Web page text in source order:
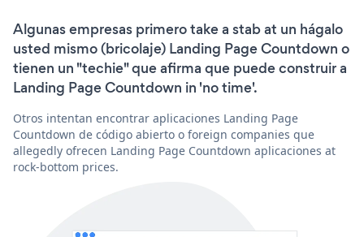
Algunas empresas primero take a stab at un hágalo
usted mismo (bricolaje) Landing Page Countdown o
tienen un "techie" que afirma que puede construir a
Landing Page Countdown in 'no time'.
Otros intentan encontrar aplicaciones Landing Page
Countdown de código abierto o foreign companies que
allegedly ofrecen Landing Page Countdown aplicaciones at
rock-bottom prices.